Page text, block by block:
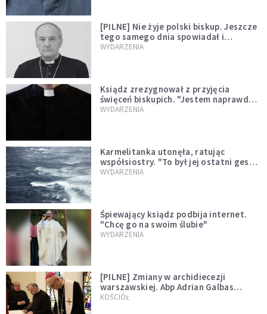
[PILNE] Nie żyje polski biskup. Jeszcze
tego samego dnia spowiadał i
sprawował Mszę świętą
WYDARZENIA
Ksiądz zrezygnował z przyjęcia
święceń biskupich. "Jestem naprawdę
niegodny"
WYDARZENIA
Karmelitanka utonęła, ratując
współsiostry. "To był jej ostatni gest
miłości"
WYDARZENIA
Śpiewający ksiądz podbija internet.
"Chcę go na swoim ślubie"
WYDARZENIA
[PILNE] Zmiany w archidiecezji
warszawskiej. Abp Adrian Galbas
wręczył dekrety nowym proboszczom
KOŚCIÓŁ